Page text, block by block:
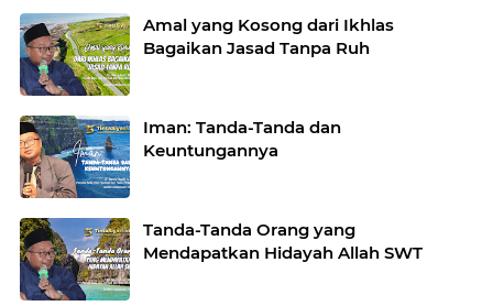
Amal yang Kosong dari Ikhlas
Bagaikan Jasad Tanpa Ruh
Iman: Tanda-Tanda dan
Keuntungannya
Tanda-Tanda Orang yang
Mendapatkan Hidayah Allah SWT